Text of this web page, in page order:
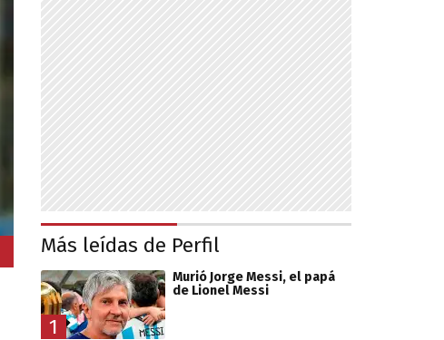
Más leídas de Perfil
1
Murió Jorge Messi, el papá
de Lionel Messi